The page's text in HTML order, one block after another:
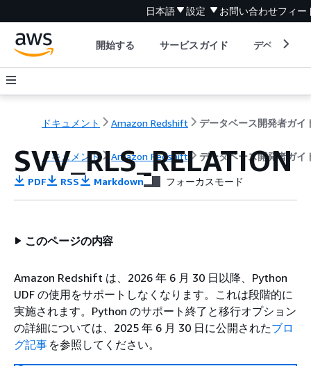
日本語 設定 お問い合わせフィー
開始する サービスガイド デベロッパ
ドキュメント Amazon Redshift データベース開発者ガイ
ドキュメント Amazon Redshift データベース開発者ガイ
SVV_RLS_RELATION
PDF RSS Markdown フォーカスモード
このページの内容
Amazon Redshift は、2026 年 6 月 30 日以降、Python
UDF の使用をサポートしなくなります。これは段階的に
実施されます。Python のサポート終了と移行オプション
の詳細については、2025 年 6 月 30 日に公開されたブロ
グ記事 を参照してください。